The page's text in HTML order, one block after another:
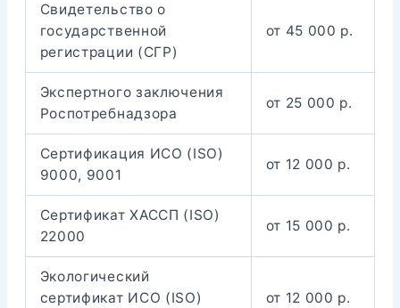
Свидетельство о
государственной
регистрации (СГР)
от 45 000 р.
Экспертного заключения
Роспотребнадзора
от 25 000 р.
Сертификация ИСО (ISO)
9000, 9001
от 12 000 р.
Сертификат ХАССП (ISO)
22000
от 15 000 р.
Экологический
сертификат ИСО (ISO)
от 12 000 р.